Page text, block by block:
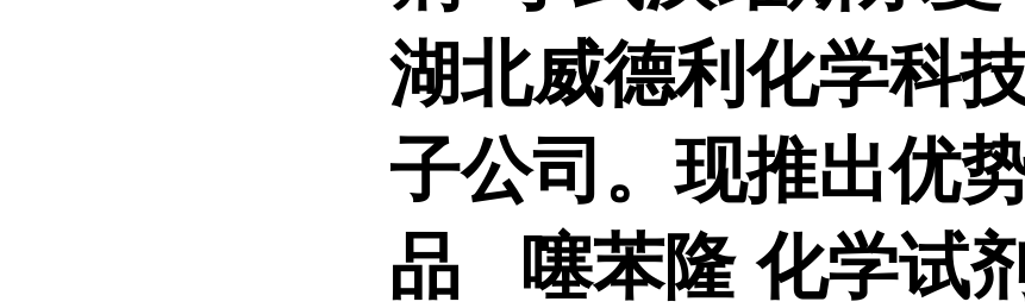
湖北威德利化学科
子公司。现推出优
品
噻苯隆 化学试